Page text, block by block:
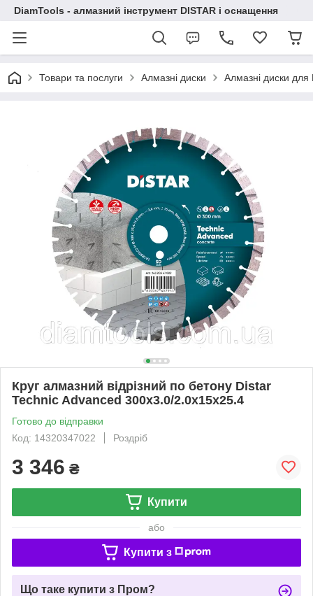
DiamTools - алмазний інструмент DISTAR і оснащення
Товари та послуги Алмазні диски Алмазні диски для
Круг алмазний відрізний по бетону Distar
Technic Advanced 300x3.0/2.0x15x25.4
Готово до відправки
Код: 14320347022
Роздріб
3 346 ₴
Купити
або
Купити з
Що таке купити з Пром?